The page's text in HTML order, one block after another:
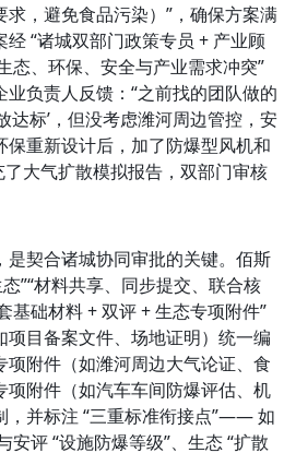
，避免食品污染）”，确保方案满
“诸城双部门政策专员 + 产业顾
态、环保、安全与产业需求冲突”
负责人反馈：“之前找的团队做的
达标’，但没考虑潍河周边管控，安
重新设计后，加了防爆型风机和
大气扩散模拟报告，双部门审核
是契合诸城协同审批的关键。佰斯
”“材料共享、同步提交、联合核
基础材料 + 双评 + 生态专项附件”
目备案文件、场地证明）统一编
附件（如潍河周边大气论证、食
项附件（如汽车车间防爆评估、机
，并标注 “三重标准衔接点”—— 如
安评 “设施防爆等级”、生态 “扩散